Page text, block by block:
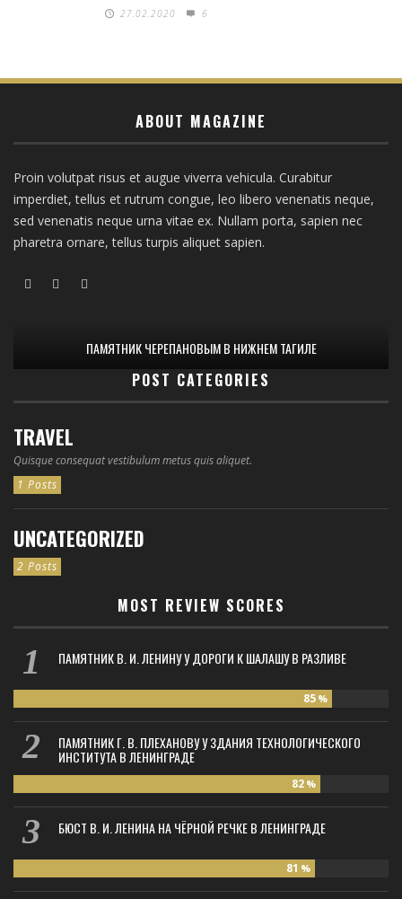
27.02.2020 6
ABOUT MAGAZINE
Proin volutpat risus et augue viverra vehicula. Curabitur
imperdiet, tellus et rutrum congue, leo libero venenatis neque,
sed venenatis neque urna vitae ex. Nullam porta, sapien nec
pharetra ornare, tellus turpis aliquet sapien.
ПАМЯТНИК ЧЕРЕПАНОВЫМ В НИЖНЕМ ТАГИЛЕ
POST CATEGORIES
TRAVEL
Quisque consequat vestibulum metus quis aliquet.
1 Posts
UNCATEGORIZED
2 Posts
MOST REVIEW SCORES
ПАМЯТНИК В. И. ЛЕНИНУ У ДОРОГИ К ШАЛАШУ В РАЗЛИВЕ
85 %
ПАМЯТНИК Г. В. ПЛЕХАНОВУ У ЗДАНИЯ ТЕХНОЛОГИЧЕСКОГО
ИНСТИТУТА В ЛЕНИНГРАДЕ
82 %
БЮСТ В. И. ЛЕНИНА НА ЧЁРНОЙ РЕЧКЕ В ЛЕНИНГРАДЕ
81 %